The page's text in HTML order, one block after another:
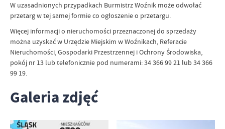
W uzasadnionych przypadkach Burmistrz Woźnik może odwołać
przetarg w tej samej formie co ogłoszenie o przetargu.
Więcej informacji o nieruchomości przeznaczonej do sprzedaży
można uzyskać w Urzędzie Miejskim w Woźnikach, Referacie
Nieruchomości, Gospodarki Przestrzennej i Ochrony Środowiska,
pokój nr 13 lub telefonicznie pod numerami: 34 366 99 21 lub 34 366
99 19.
Galeria zdjęć